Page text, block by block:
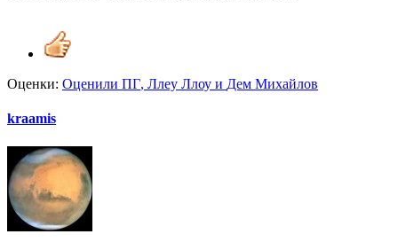
Оценки: Оценили ПГ, Ллеу Ллоу и Дем Михайлов
kraamis